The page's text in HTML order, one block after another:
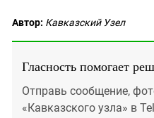
Автор: Кавказский Узел
Гласность помогает
Отправь сообщение,
«Кавказского узла» в